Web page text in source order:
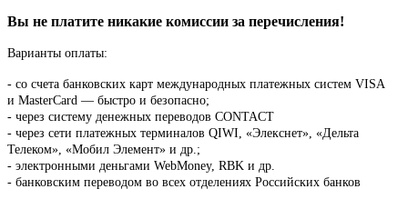
Вы не платите никакие комиссии за перечисления!
Варианты оплаты:
- со счета банковских карт международных платежных систем VISA
и MasterCard — быстро и безопасно;
- через систему денежных переводов CONTACT
- через сети платежных терминалов QIWI, «Элекснет», «Дельта
Телеком», «Мобил Элемент» и др.;
- электронными деньгами WebMoney, RBK и др.
- банковским переводом во всех отделениях Российских банков